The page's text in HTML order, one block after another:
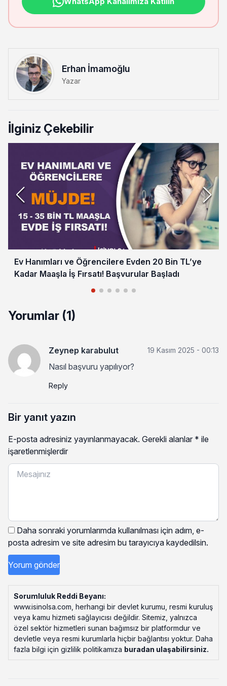
Erhan İmamoğlu
Yazar
İlginiz Çekebilir
Ev Hanımları ve Öğrencilere Evden 20 Bin TL’ye
Kadar Maaşla İş Fırsatı! Başvurular Başladı
Yorumlar (1)
Zeynep karabulut 19 Kasım 2025 - 00:13
Nasıl başvuru yapılıyor?
Reply
Bir yanıt yazın
E-posta adresiniz yayınlanmayacak. Gerekli alanlar * ile
işaretlenmişlerdir
Daha sonraki yorumlarımda kullanılması için adım, e-
posta adresim ve site adresim bu tarayıcıya kaydedilsin.
Sorumluluk Reddi Beyanı:
www.isinolsa.com, herhangi bir devlet kurumu, resmi kuruluş
veya kamu hizmeti sağlayıcısı değildir. Sitemiz, yalnızca
özel sektör hizmetleri sunan bağımsız bir platformdur ve
devletle veya resmi kurumlarla hiçbir bağlantısı yoktur. Daha
fazla bilgi için gizlilik politikamıza buradan ulaşabilirsiniz.